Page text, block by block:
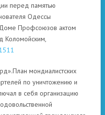
перед памятью
Одессы
Доме Профсоюзов актом
Коломойским,
мондиалистских
по уничтожению и
в себя организацию